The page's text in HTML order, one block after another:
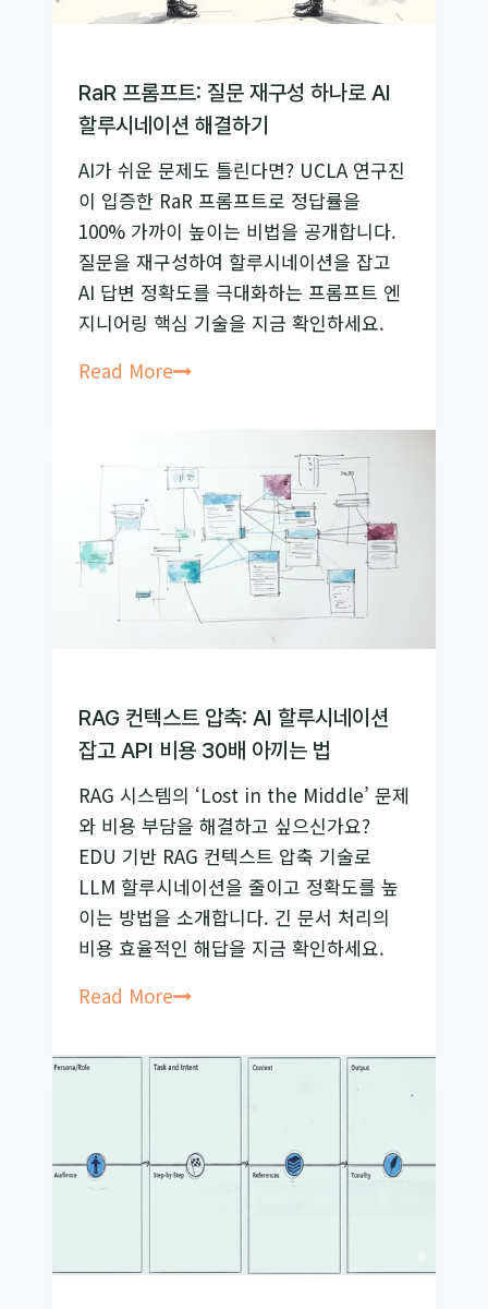
의
말,
AI
회
사
만
들
기
RaR 프롬프트: 질문 재구성 하나로 AI
할루시네이션 해결하기
AI가 쉬운 문제도 틀린다면? UCLA 연구진
이 입증한 RaR 프롬프트로 정답률을
100% 가까이 높이는 비법을 공개합니다.
질문을 재구성하여 할루시네이션을 잡고
AI 답변 정확도를 극대화하는 프롬프트 엔
지니어링 핵심 기술을 지금 확인하세요.
Read MoreRaR
프
트:
질
문
재
나
로
AI
할
루
시
네
이
션
기
RAG 컨텍스트 압축: AI 할루시네이션
잡고 API 비용 30배 아끼는 법
RAG 시스템의 ‘Lost in the Middle’ 문제
와 비용 부담을 해결하고 싶으신가요?
EDU 기반 RAG 컨텍스트 압축 기술로
LLM 할루시네이션을 줄이고 정확도를 높
이는 방법을 소개합니다. 긴 문서 처리의
비용 효율적인 해답을 지금 확인하세요.
Read MoreRAG
텍
축:
루